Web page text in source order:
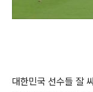
대한민국 선수들 잘